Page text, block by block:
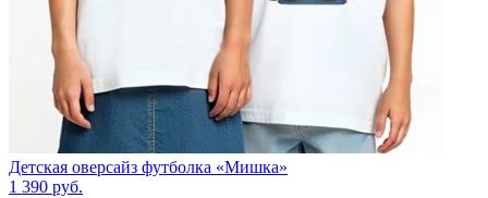
Детская оверсайз футболка «Мишка»
1 390 руб.